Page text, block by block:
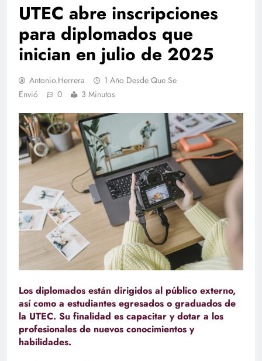
UTEC abre inscripciones
para diplomados que
inician en julio de 2025
Antonio.herrera
1 Año Desde Que Se
Envió
0 3 Minutos
Los diplomados están dirigidos al público externo,
así como a estudiantes egresados o graduados de
la UTEC. Su finalidad es capacitar y dotar a los
profesionales de nuevos conocimientos y
habilidades.